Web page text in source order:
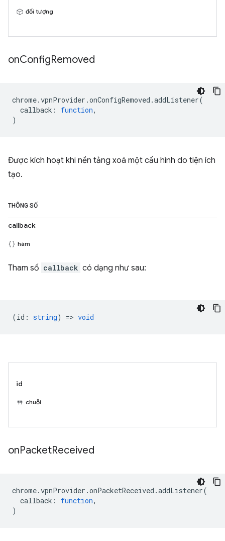
đối tượng
onConfigRemoved
chrome.vpnProvider .onConfigRemoved .addListener(
callback : function,
)
Được kích hoạt khi nền tảng xoá một cấu hình do tiện ích
tạo.
THÔNG SỐ
callback
hàm
Tham số callback có dạng như sau:
(id : string) => void
id
chuỗi
onPacketReceived
chrome.vpnProvider .onPacketReceived .addListener(
callback : function,
)